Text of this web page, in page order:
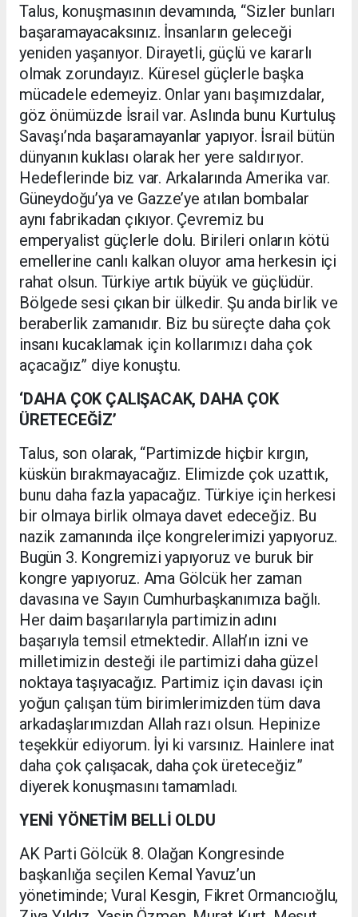
Talus, konuşmasının devamında, “Sizler bunları
başaramayacaksınız. İnsanların geleceği
yeniden yaşanıyor. Dirayetli, güçlü ve kararlı
olmak zorundayız. Küresel güçlerle başka
mücadele edemeyiz. Onlar yanı başımızdalar,
göz önümüzde İsrail var. Aslında bunu Kurtuluş
Savaşı’nda başaramayanlar yapıyor. İsrail bütün
dünyanın kuklası olarak her yere saldırıyor.
Hedeflerinde biz var. Arkalarında Amerika var.
Güneydoğu’ya ve Gazze’ye atılan bombalar
aynı fabrikadan çıkıyor. Çevremiz bu
emperyalist güçlerle dolu. Birileri onların kötü
emellerine canlı kalkan oluyor ama herkesin içi
rahat olsun. Türkiye artık büyük ve güçlüdür.
Bölgede sesi çıkan bir ülkedir. Şu anda birlik ve
beraberlik zamanıdır. Biz bu süreçte daha çok
insanı kucaklamak için kollarımızı daha çok
açacağız” diye konuştu.
‘DAHA ÇOK ÇALIŞACAK, DAHA ÇOK
ÜRETECEĞİZ’
Talus, son olarak, “Partimizde hiçbir kırgın,
küskün bırakmayacağız. Elimizde çok uzattık,
bunu daha fazla yapacağız. Türkiye için herkesi
bir olmaya birlik olmaya davet edeceğiz. Bu
nazik zamanında ilçe kongrelerimizi yapıyoruz.
Bugün 3. Kongremizi yapıyoruz ve buruk bir
kongre yapıyoruz. Ama Gölcük her zaman
davasına ve Sayın Cumhurbaşkanımıza bağlı.
Her daim başarılarıyla partimizin adını
başarıyla temsil etmektedir. Allah’ın izni ve
milletimizin desteği ile partimizi daha güzel
noktaya taşıyacağız. Partimiz için davası için
yoğun çalışan tüm birimlerimizden tüm dava
arkadaşlarımızdan Allah razı olsun. Hepinize
teşekkür ediyorum. İyi ki varsınız. Hainlere inat
daha çok çalışacak, daha çok üreteceğiz”
diyerek konuşmasını tamamladı.
YENİ YÖNETİM BELLİ OLDU
AK Parti Gölcük 8. Olağan Kongresinde
başkanlığa seçilen Kemal Yavuz’un
yönetiminde; Vural Kesgin, Fikret Ormancıoğlu,